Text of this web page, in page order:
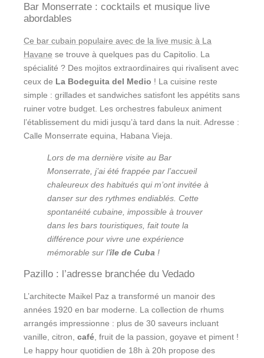
Bar Monserrate : cocktails et musique live
abordables
Ce bar cubain populaire avec de la live music à La
Havane se trouve à quelques pas du Capitolio. La
spécialité ? Des mojitos extraordinaires qui rivalisent avec
ceux de La Bodeguita del Medio ! La cuisine reste
simple : grillades et sandwiches satisfont les appétits sans
ruiner votre budget. Les orchestres fabuleux animent
l’établissement du midi jusqu’à tard dans la nuit. Adresse :
Calle Monserrate equina, Habana Vieja.
Lors de ma dernière visite au Bar
Monserrate, j’ai été frappée par l’accueil
chaleureux des habitués qui m’ont invitée à
danser sur des rythmes endiablés. Cette
spontanéité cubaine, impossible à trouver
dans les bars touristiques, fait toute la
différence pour vivre une expérience
mémorable sur l’île de Cuba !
Pazillo : l’adresse branchée du Vedado
L’architecte Maikel Paz a transformé un manoir des
années 1920 en bar moderne. La collection de rhums
arrangés impressionne : plus de 30 saveurs incluant
vanille, citron, café , fruit de la passion, goyave et piment !
Le happy hour quotidien de 18h à 20h propose des